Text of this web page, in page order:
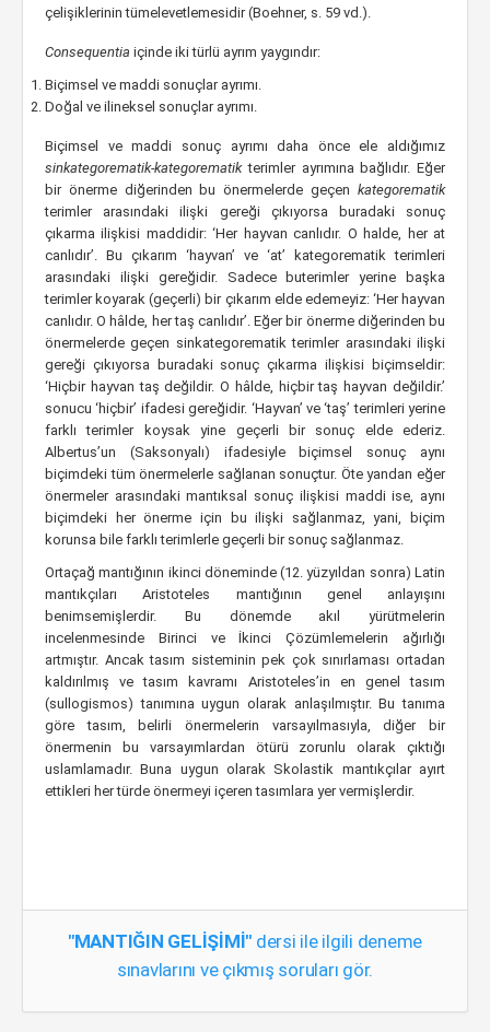
çelişiklerinin tümelevetlemesidir (Boehner, s. 59 vd.).
Consequentia içinde iki türlü ayrım yaygındır:
Biçimsel ve maddi sonuçlar ayrımı.
Doğal ve ilineksel sonuçlar ayrımı.
Biçimsel ve maddi sonuç ayrımı daha önce ele aldığımız
sinkategorematik-kategorematikterimler ayrımına bağlıdır. Eğer
bir önerme diğerinden bu önermelerde geçen kategorematik
terimler arasındaki ilişki gereği çıkıyorsa buradaki sonuç
çıkarma ilişkisi maddidir: ‘Her hayvan canlıdır. O halde, her at
canlıdır’. Bu çıkarım ‘hayvan’ ve ‘at’ kategorematik terimleri
arasındaki ilişki gereğidir. Sadece buterimler yerine başka
terimler koyarak (geçerli) bir çıkarım elde edemeyiz: ‘Her hayvan
canlıdır. O hâlde, her taş canlıdır’. Eğer bir önerme diğerinden bu
önermelerde geçen sinkategorematik terimler arasındaki ilişki
gereği çıkıyorsa buradaki sonuç çıkarma ilişkisi biçimseldir:
‘Hiçbir hayvan taş değildir. O hâlde, hiçbir taş hayvan değildir.’
sonucu ‘hiçbir’ ifadesi gereğidir. ‘Hayvan’ ve ‘taş’ terimleri yerine
farklı terimler koysak yine geçerli bir sonuç elde ederiz.
Albertus’un (Saksonyalı) ifadesiyle biçimsel sonuç aynı
biçimdeki tüm önermelerle sağlanan sonuçtur. Öte yandan eğer
önermeler arasındaki mantıksal sonuç ilişkisi maddi ise, aynı
biçimdeki her önerme için bu ilişki sağlanmaz, yani, biçim
korunsa bile farklı terimlerle geçerli bir sonuç sağlanmaz.
Ortaçağ mantığının ikinci döneminde (12. yüzyıldan sonra) Latin
mantıkçıları Aristoteles mantığının genel anlayışını
benimsemişlerdir. Bu dönemde akıl yürütmelerin
incelenmesinde Birinci ve İkinci Çözümlemelerin ağırlığı
artmıştır. Ancak tasım sisteminin pek çok sınırlaması ortadan
kaldırılmış ve tasım kavramı Aristoteles’in en genel tasım
(sullogismos) tanımına uygun olarak anlaşılmıştır. Bu tanıma
göre tasım, belirli önermelerin varsayılmasıyla, diğer bir
önermenin bu varsayımlardan ötürü zorunlu olarak çıktığı
uslamlamadır. Buna uygun olarak Skolastik mantıkçılar ayırt
ettikleri her türde önermeyi içeren tasımlara yer vermişlerdir.
"MANTIĞIN GELİŞİMİ" dersi ile ilgili deneme
sınavlarını ve çıkmış soruları gör.